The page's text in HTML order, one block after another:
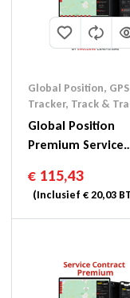
Global Position, GPS
Tracker, Track &
Global Position
Premium Service
€ 115,43
(Inclusief €20,03